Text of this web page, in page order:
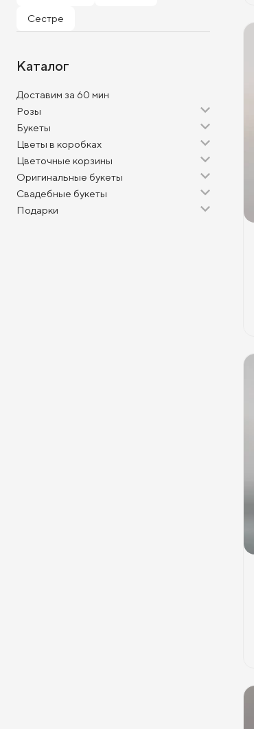
Сестре
Каталог
Доставим за 60 мин
Розы
Букеты
Цветы в коробках
Цветочные корзины
Оригинальные букеты
Свадебные букеты
Подарки